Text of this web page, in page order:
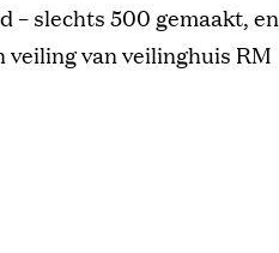
– slechts 500 gemaakt,
van veilinghuis RM